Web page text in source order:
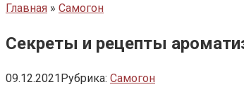
Главная » Самогон
Секреты и рецепты
09.12.2021Рубрика: Самогон